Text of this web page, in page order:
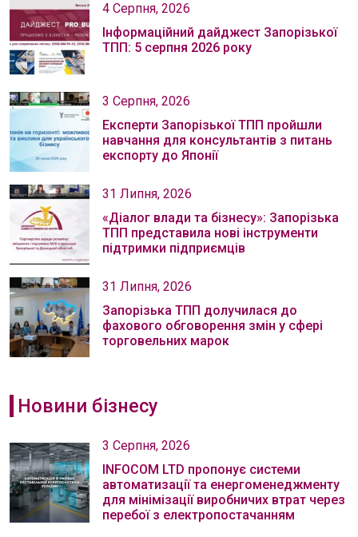
4 Серпня, 2026
Інформаційний дайджест Запорізької
ТПП: 5 серпня 2026 року
3 Серпня, 2026
Експерти Запорізької ТПП пройшли
навчання для консультантів з питань
експорту до Японії
31 Липня, 2026
«Діалог влади та бізнесу»: Запорізька
ТПП представила нові інструменти
підтримки підприємців
31 Липня, 2026
Запорізька ТПП долучилася до
фахового обговорення змін у сфері
торговельних марок
Новини бізнесу
3 Серпня, 2026
INFOCOM LTD пропонує системи
автоматизації та енергоменеджменту
для мінімізації виробничих втрат через
перебої з електропостачанням